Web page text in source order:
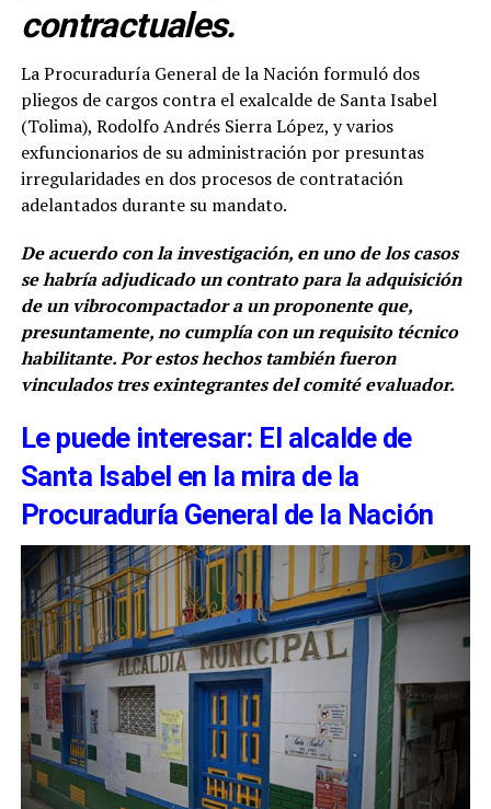
contractuales.
La Procuraduría General de la Nación formuló dos
pliegos de cargos contra el exalcalde de Santa Isabel
(Tolima), Rodolfo Andrés Sierra López, y varios
exfuncionarios de su administración por presuntas
irregularidades en dos procesos de contratación
adelantados durante su mandato.
De acuerdo con la investigación, en uno de los casos
se habría adjudicado un contrato para la adquisición
de un vibrocompactador a un proponente que,
presuntamente, no cumplía con un requisito técnico
habilitante. Por estos hechos también fueron
vinculados tres exintegrantes del comité evaluador.
Le puede interesar: El alcalde de
Santa Isabel en la mira de la
Procuraduría General de la Nación